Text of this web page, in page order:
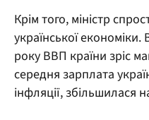
Крім того, міністр
української
року ВВП країни зріс
середня зарплата
інфляції, збільшилася